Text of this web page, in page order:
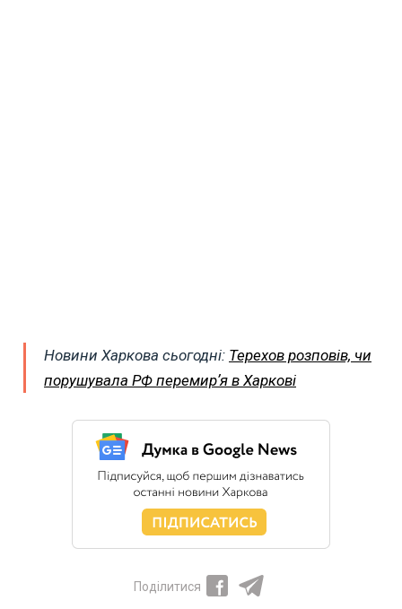
Новини Харкова сьогодні: Терехов розповів, чи
порушувала РФ перемирʼя в Харкові
Поділитися